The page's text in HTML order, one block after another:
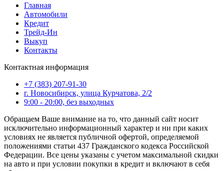
Главная
Автомобили
Кредит
Трейд-Ин
Выкуп
Контакты
Контактная информация
+7 (383) 207-91-30
г. Новосибирск, улица Курчатова, 2/2
9:00 - 20:00, без выходных
Обращаем Ваше внимание на то, что данный сайт носит
исключительно информационный характер и ни при каких
условиях не является публичной офертой, определяемой
положениями статьи 437 Гражданского кодекса Российской
Федерации. Все цены указаны с учетом максимальной скидки
на авто и при условии покупки в кредит и включают в себя